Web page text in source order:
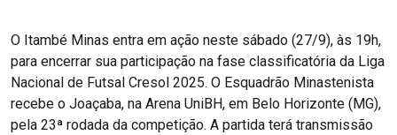
O Itambé Minas entra em ação neste sábado (27/9), às 19h,
para encerrar sua participação na fase classificatória da Liga
Nacional de Futsal Cresol 2025. O Esquadrão Minastenista
recebe o Joaçaba, na Arena UniBH, em Belo Horizonte (MG),
pela 23ª rodada da competição. A partida terá transmissão